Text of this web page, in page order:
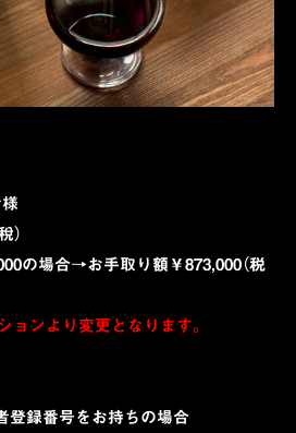
）
の場合→お手取り額￥873,000（税
ョンより変更となります。
登録番号をお持ちの場合